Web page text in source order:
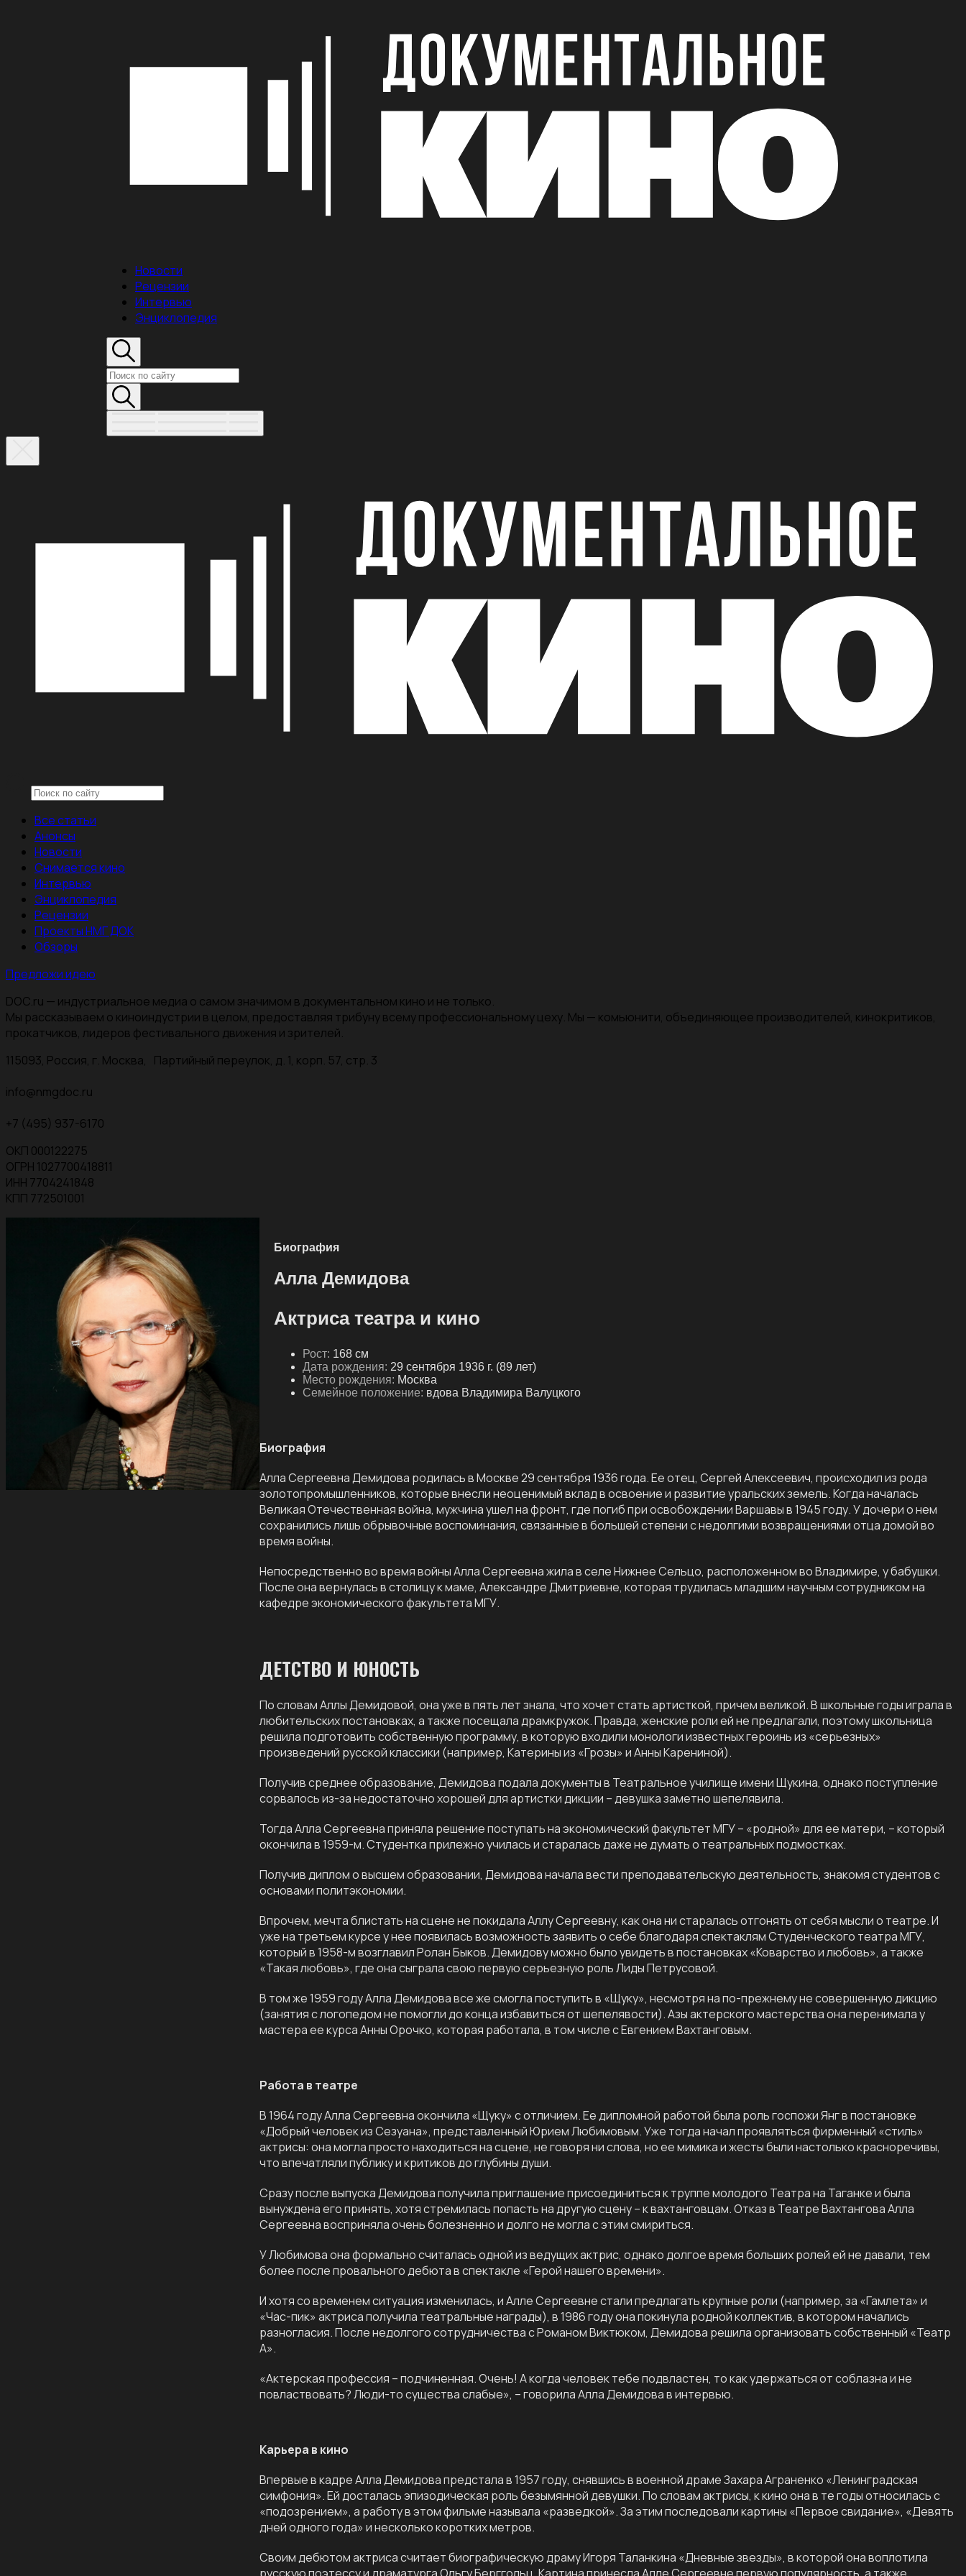
Новости
Рецензии
Интервью
Энциклопедия
Все статьи
Анонсы
Новости
Снимается кино
Интервью
Энциклопедия
Рецензии
Проекты НМГ ДОК
Обзоры
Предложи идею
DOC.ru — индустриальное медиа о самом значимом в документальном кино и не только.
Мы рассказываем о киноиндустрии в целом, предоставляя трибуну всему профессиональному цеху. Мы — комьюнити, объединяющее производителей, кинокритиков,
прокатчиков, лидеров фестивального движения и зрителей.
115093, Россия, г. Москва, Партийный переулок, д. 1, корп. 57, стр. 3
info@nmgdoc.ru
+7 (495) 937-6170
ОКП 000122275
ОГРН 1027700418811
ИНН 7704241848
КПП 772501001
Биография
Алла Демидова
Актриса театра и кино
Рост: 168 см
Дата рождения: 29 сентября 1936 г. (89 лет)
Место рождения: Москва
Семейное положение: вдова Владимира Валуцкого
Биография
Алла Сергеевна Демидова родилась в Москве 29 сентября 1936 года. Ее отец, Сергей Алексеевич, происходил из рода
золотопромышленников, которые внесли неоценимый вклад в освоение и развитие уральских земель. Когда началась
Великая Отечественная война, мужчина ушел на фронт, где погиб при освобождении Варшавы в 1945 году. У дочери о нем
сохранились лишь обрывочные воспоминания, связанные в большей степени с недолгими возвращениями отца домой во
время войны.
Непосредственно во время войны Алла Сергеевна жила в селе Нижнее Сельцо, расположенном во Владимире, у бабушки.
После она вернулась в столицу к маме, Александре Дмитриевне, которая трудилась младшим научным сотрудником на
кафедре экономического факультета МГУ.
ДЕТСТВО И ЮНОСТЬ
По словам Аллы Демидовой, она уже в пять лет знала, что хочет стать артисткой, причем великой. В школьные годы играла в
любительских постановках, а также посещала драмкружок. Правда, женские роли ей не предлагали, поэтому школьница
решила подготовить собственную программу, в которую входили монологи известных героинь из «серьезных»
произведений русской классики (например, Катерины из «Грозы» и Анны Карениной).
Получив среднее образование, Демидова подала документы в Театральное училище имени Щукина, однако поступление
сорвалось из-за недостаточно хорошей для артистки дикции – девушка заметно шепелявила.
Тогда Алла Сергеевна приняла решение поступать на экономический факультет МГУ – «родной» для ее матери, – который
окончила в 1959-м. Студентка прилежно училась и старалась даже не думать о театральных подмостках.
Получив диплом о высшем образовании, Демидова начала вести преподавательскую деятельность, знакомя студентов с
основами политэкономии.
Впрочем, мечта блистать на сцене не покидала Аллу Сергеевну, как она ни старалась отгонять от себя мысли о театре. И
уже на третьем курсе у нее появилась возможность заявить о себе благодаря спектаклям Студенческого театра МГУ,
который в 1958-м возглавил Ролан Быков. Демидову можно было увидеть в постановках «Коварство и любовь», а также
«Такая любовь», где она сыграла свою первую серьезную роль Лиды Петрусовой.
В том же 1959 году Алла Демидова все же смогла поступить в «Щуку», несмотря на по-прежнему не совершенную дикцию
(занятия с логопедом не помогли до конца избавиться от шепелявости). Азы актерского мастерства она перенимала у
мастера ее курса Анны Орочко, которая работала, в том числе с Евгением Вахтанговым.
Работа в театре
В 1964 году Алла Сергеевна окончила «Щуку» с отличием. Ее дипломной работой была роль госпожи Янг в постановке
«Добрый человек из Сезуана», представленный Юрием Любимовым. Уже тогда начал проявляться фирменный «стиль»
актрисы: она могла просто находиться на сцене, не говоря ни слова, но ее мимика и жесты были настолько красноречивы,
что впечатляли публику и критиков до глубины души.
Сразу после выпуска Демидова получила приглашение присоединиться к труппе молодого Театра на Таганке и была
вынуждена его принять, хотя стремилась попасть на другую сцену – к вахтанговцам. Отказ в Театре Вахтангова Алла
Сергеевна восприняла очень болезненно и долго не могла с этим смириться.
У Любимова она формально считалась одной из ведущих актрис, однако долгое время больших ролей ей не давали, тем
более после провального дебюта в спектакле «Герой нашего времени».
И хотя со временем ситуация изменилась, и Алле Сергеевне стали предлагать крупные роли (например, за «Гамлета» и
«Час-пик» актриса получила театральные награды), в 1986 году она покинула родной коллектив, в котором начались
разногласия. После недолгого сотрудничества с Романом Виктюком, Демидова решила организовать собственный «Театр
А».
«Актерская профессия – подчиненная. Очень! А когда человек тебе подвластен, то как удержаться от соблазна и не
повластвовать? Люди-то существа слабые», – говорила Алла Демидова в интервью.
Карьера в кино
Впервые в кадре Алла Демидова предстала в 1957 году, снявшись в военной драме Захара Аграненко «Ленинградская
симфония». Ей досталась эпизодическая роль безымянной девушки. По словам актрисы, к кино она в те годы относилась с
«подозрением», а работу в этом фильме называла «разведкой». За этим последовали картины «Первое свидание», «Девять
дней одного года» и несколько коротких метров.
Своим дебютом актриса считает биографическую драму Игоря Таланкина «Дневные звезды», в которой она воплотила